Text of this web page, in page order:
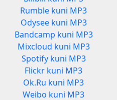
Rumble kuni MP3
Odysee kuni MP3
Bandcamp kuni MP3
Mixcloud kuni MP3
Spotify kuni MP3
Flickr kuni MP3
Ok.Ru kuni MP3
Weibo kuni MP3